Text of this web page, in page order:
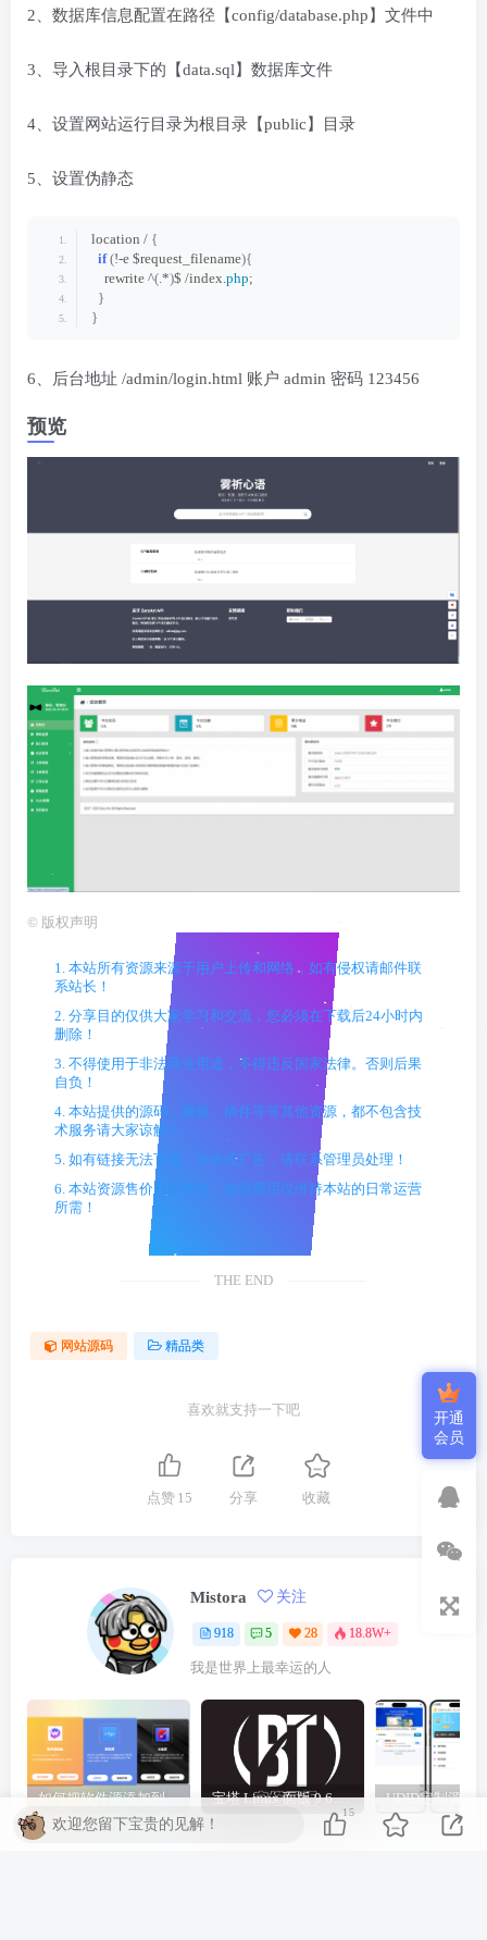
2、数据库信息配置在路径【config/database.php】文件中
3、导入根目录下的【data.sql】数据库文件
4、设置网站运行目录为根目录【public】目录
5、设置伪静态
location / {
if (!-e $request_filename){
    rewrite ^
( .*)$ /index. php;
}
}
6、后台地址 /admin/login.html 账户 admin 密码 123456
预览
© 版权声明
1. 本站所有资源来源于用户上传和网络，如有侵权请邮件联
系站长！
2. 分享目的仅供大家学习和交流，您必须在下载后24小时内
删除！
3. 不得使用于非法商业用途，不得违反国家法律。否则后果
自负！
4. 本站提供的源码、模板、插件等等其他资源，都不包含技
术服务请大家谅解！
5. 如有链接无法下载、失效或广告，请联系管理员处理！
6. 本站资源售价只是赞助，收取费用仅维持本站的日常运营
所需！
THE END
网站源码 精品类
喜欢就支持一下吧
点赞 15 分享 收藏
Mistora 关注
918 5 28 18.8W+
我是世界上最幸运的人
如何把软件源添加到签名工具，保姆级教学，小白都能学会！ 宝塔 Linux 面版 9.6.0 企业版/开心版详细教程，保姆级教学
欢迎您留下宝贵的见解！
15
开通
会员